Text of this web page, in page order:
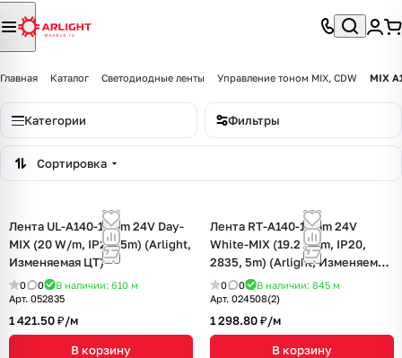
Главная Каталог Светодиодные ленты Управление тоном MIX, CDW MIX
Категории Фильтры
Сортировка
Лента UL-A140-10mm 24V Day-
MIX (20 W/m, IP20, 5m) (Arlight,
Изменяемая ЦТ)
0 0 В наличии: 610 м
Арт. 052835
1 421.50 ₽/м
В корзину
Лента RT-A140-10mm 24V
White-MIX (19.2 W/m, IP20,
2835, 5m) (Arlight, Изменяемая
ЦТ)
0 0 В наличии: 845 м
Арт. 024508(2)
1 298.80 ₽/м
В корзину